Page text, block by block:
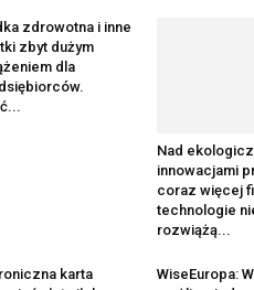
zdrowotna i inne
zbyt dużym
dla
Nad
innowacjami
coraz więcej
technologie
rozwiążą...
karta
WiseEuropa: